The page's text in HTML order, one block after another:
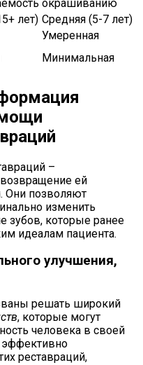
окрашиванию
лет) Средняя (5-7 лет)
Умеренная
Минимальная
–
ей
Они позволяют
изменить
зубов, которые ранее
идеалам пациента.
улучшения,
решать широкий
, которые могут
человека в своей
реставраций,